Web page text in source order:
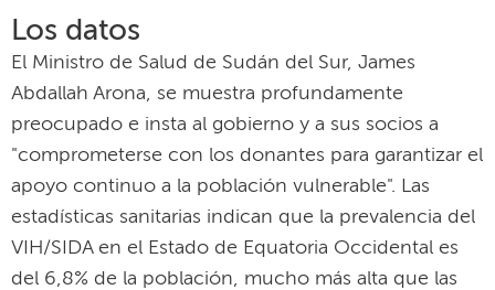
Los datos
El Ministro de Salud de Sudán del Sur, James
Abdallah Arona, se muestra profundamente
preocupado e insta al gobierno y a sus socios a
"comprometerse con los donantes para garantizar el
apoyo continuo a la población vulnerable". Las
estadísticas sanitarias indican que la prevalencia del
VIH/SIDA en el Estado de Equatoria Occidental es
del 6,8% de la población, mucho más alta que las